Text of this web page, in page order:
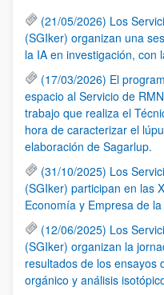
(21/05/2026) Los
(SGIker) organizan una
la IA en investigación, con
(17/03/2026) El
espacio al Servicio de
trabajo que realiza el
hora de caracterizar el
elaboración de Sagarlup.
(31/10/2025) Los
(SGIker) participan en las
Economía y Empresa de la
(12/06/2025) Los
(SGIker) organizan la
resultados de los ensayos
orgánico y análisis